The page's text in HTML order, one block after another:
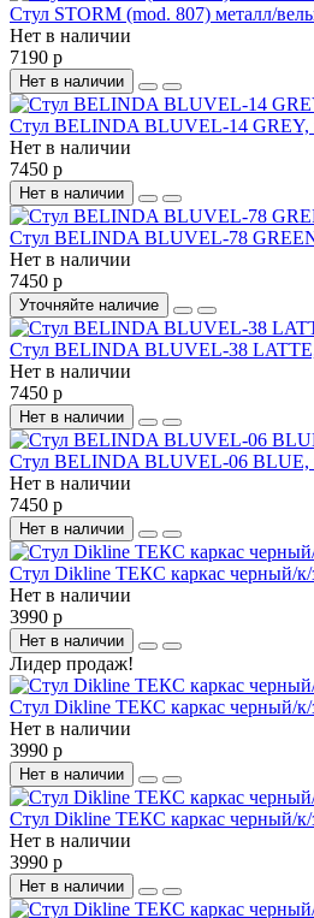
Стул STORM (mod. 807) металл/
Нет в наличии
7190 р
Нет в наличии
Стул BELINDA BLUVEL-14 GREY,
Нет в наличии
7450 р
Нет в наличии
Стул BELINDA BLUVEL-78
Нет в наличии
7450 р
Уточняйте наличие
Стул BELINDA BLUVEL-38
Нет в наличии
7450 р
Нет в наличии
Стул BELINDA BLUVEL-06 BLUE,
Нет в наличии
7450 р
Нет в наличии
Стул Dikline ТЕКС каркас черный/к/
Нет в наличии
3990 р
Нет в наличии
Лидер продаж!
Стул Dikline ТЕКС каркас черный/к/
Нет в наличии
3990 р
Нет в наличии
Стул Dikline ТЕКС каркас черный/к/
Нет в наличии
3990 р
Нет в наличии